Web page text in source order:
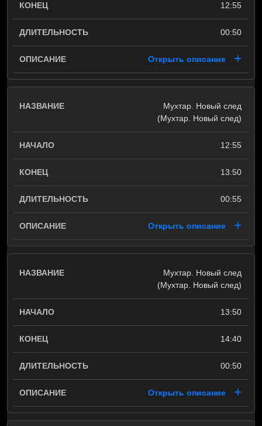
12:55
00:50
Открыть описание
Мухтар. Новый след
(Мухтар. Новый след)
12:55
13:50
00:55
Открыть описание
Мухтар. Новый след
(Мухтар. Новый след)
13:50
14:40
00:50
Открыть описание